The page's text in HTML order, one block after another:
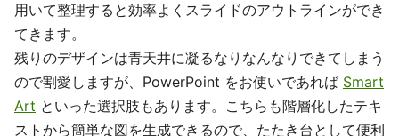
用いて整理すると効率よくスライドのアウトラインができ
てきます。
残りのデザインは青天井に凝るなりなんなりできてしまう
ので割愛しますが、PowerPoint をお使いであれば Smart
Art といった選択肢もあります。こちらも階層化したテキ
ストから簡単な図を生成できるので、たたき台として便利